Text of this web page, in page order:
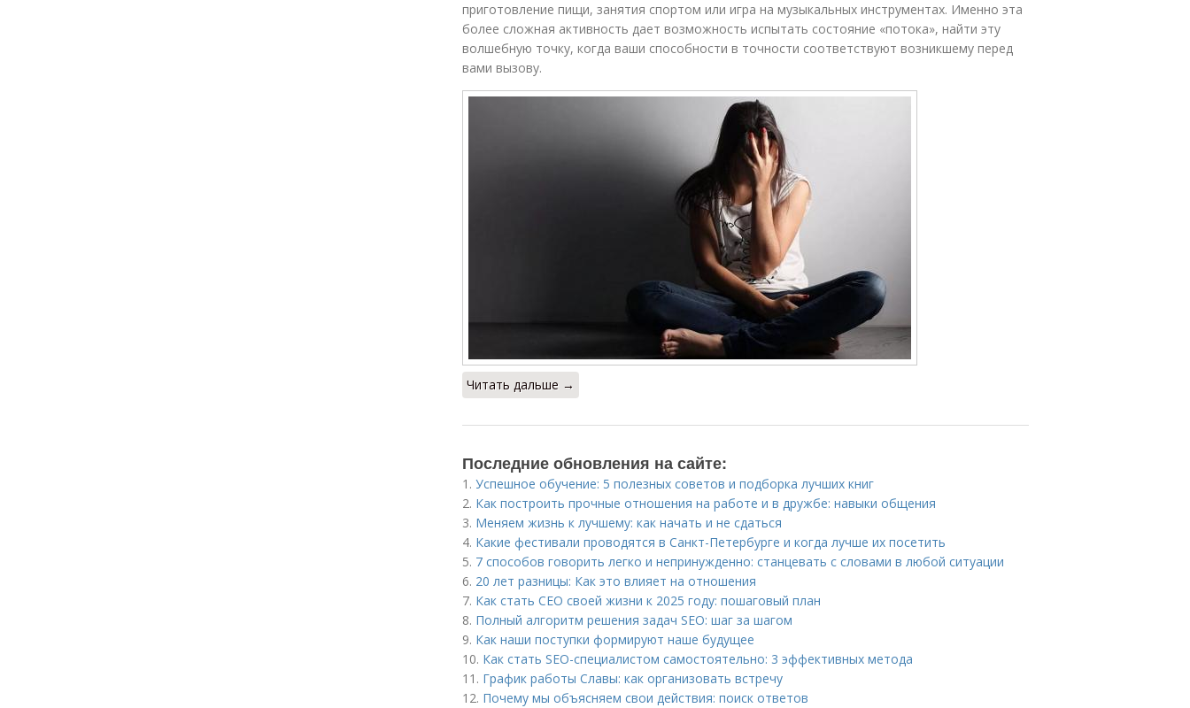
приготовление пищи, занятия спортом или игра на музыкальных инструментах. Именно эта
более сложная активность дает возможность испытать состояние «потока», найти эту
волшебную точку, когда ваши способности в точности соответствуют возникшему перед
вами вызову.
Читать дальше →
Последние обновления на сайте:
1. Успешное обучение: 5 полезных советов и подборка лучших книг
2. Как построить прочные отношения на работе и в дружбе: навыки общения
3. Меняем жизнь к лучшему: как начать и не сдаться
4. Какие фестивали проводятся в Санкт-Петербурге и когда лучше их посетить
5. 7 способов говорить легко и непринужденно: станцевать с словами в любой ситуации
6. 20 лет разницы: Как это влияет на отношения
7. Как стать CEO своей жизни к 2025 году: пошаговый план
8. Полный алгоритм решения задач SEO: шаг за шагом
9. Как наши поступки формируют наше будущее
10. Как стать SEO-специалистом самостоятельно: 3 эффективных метода
11. График работы Славы: как организовать встречу
12. Почему мы объясняем свои действия: поиск ответов